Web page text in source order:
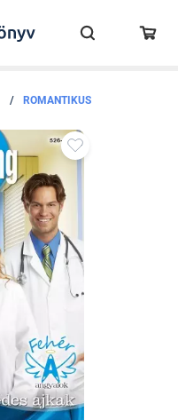
/ ROMANTIKUS